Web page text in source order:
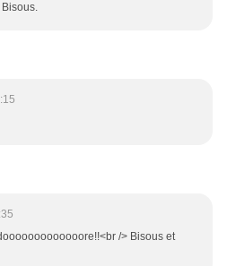
/> Bisous et